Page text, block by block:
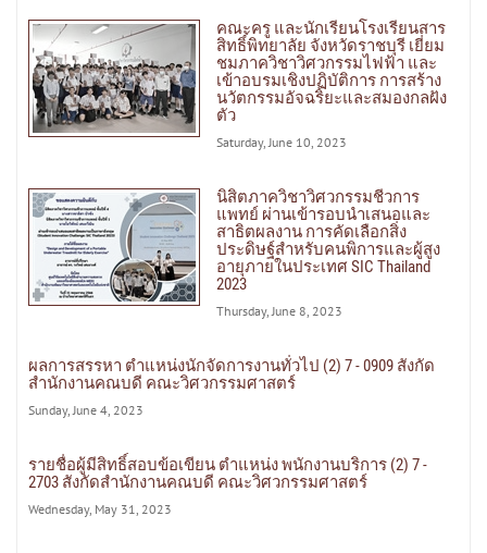
คณะครู และนักเรียนโรงเรียนสาร
สิทธิ์พิทยาลัย จังหวัดราชบุรี เยี่ยม
ชมภาควิชาวิศวกรรมไฟฟ้า และ
เข้าอบรมเชิงปฏิบัติการ การสร้าง
นวัตกรรมอัจฉริยะและสมองกลฝัง
ตัว
Saturday, June 10, 2023
นิสิตภาควิชาวิศวกรรมชีวการ
แพทย์ ผ่านเข้ารอบนำเสนอและ
สาธิตผลงาน การคัดเลือกสิ่ง
ประดิษฐ์สำหรับคนพิการและผู้สูง
อายุภายในประเทศ SIC Thailand
2023
Thursday, June 8, 2023
ผลการสรรหา ตำแหน่งนักจัดการงานทั่วไป (2) 7 - 0909 สังกัด
สำนักงานคณบดี คณะวิศวกรรมศาสตร์
Sunday, June 4, 2023
รายชื่อผู้มีสิทธิ์สอบข้อเขียน ตำแหน่ง พนักงานบริการ (2) 7 -
2703 สังกัดสำนักงานคณบดี คณะวิศวกรรมศาสตร์
Wednesday, May 31, 2023